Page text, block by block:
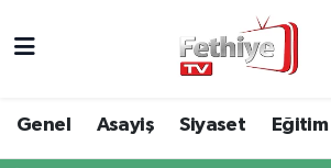
Genel Asayiş Siyaset Eğitim
Muğla Hava Durumu